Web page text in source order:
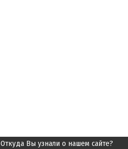
Откуда Вы узнали о нашем сайте?